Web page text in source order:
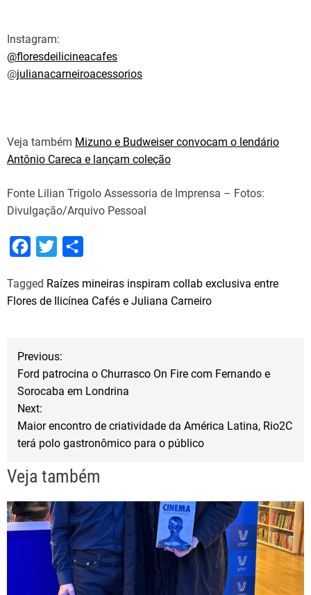
Instagram:
@floresdeilicineacafes
@julianacarneiroacessorios
Veja também Mizuno e Budweiser convocam o lendário
Antônio Careca e lançam coleção
Fonte Lilian Trigolo Assessoria de Imprensa – Fotos:
Divulgação/Arquivo Pessoal
c
e
o
k
i
t
r
a
r
Tagged Raízes mineiras inspiram collab exclusiva entre
Flores de Ilicínea Cafés e Juliana Carneiro
N
g
a
Previous:
Ford patrocina o Churrasco On Fire com Fernando e
Sorocaba em Londrina
Next:
Maior encontro de criatividade da América Latina, Rio2C
terá polo gastronômico para o público
Veja também